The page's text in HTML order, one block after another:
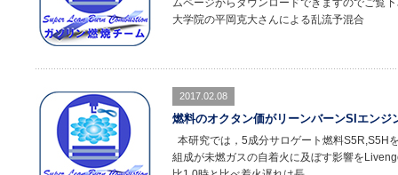
ムページからダウンロードできますのでご覧
大学院の平岡克大さんによる乱流予混合
2017.02.08
燃料のオクタン価がリーンバーンSIエンジ
本研究では，5成分サロゲート燃料S5R,S5H
組成が未燃ガスの自着火に及ぼす影響を